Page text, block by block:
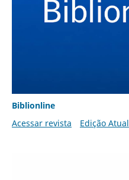
Biblionline
Acessar revista
Edição Atual